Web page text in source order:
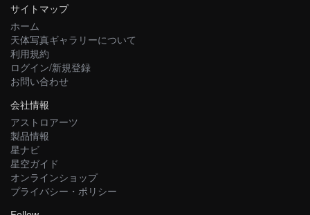
サイトマップ
ホーム
天体写真ギャラリーについて
利用規約
ログイン/新規登録
お問い合わせ
会社情報
アストロアーツ
製品情報
星ナビ
星空ガイド
オンラインショップ
プライバシー・ポリシー